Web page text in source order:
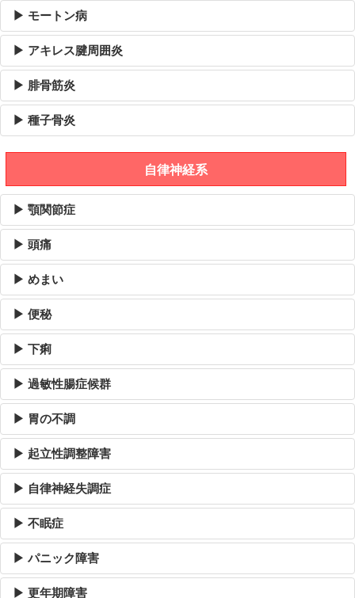
▶ モートン病
▶ アキレス腱周囲炎
▶ 腓骨筋炎
▶ 種子骨炎
自律神経系
▶ 顎関節症
▶ 頭痛
▶ めまい
▶ 便秘
▶ 下痢
▶ 過敏性腸症候群
▶ 胃の不調
▶ 起立性調整障害
▶ 自律神経失調症
▶ 不眠症
▶ パニック障害
▶ 更年期障害